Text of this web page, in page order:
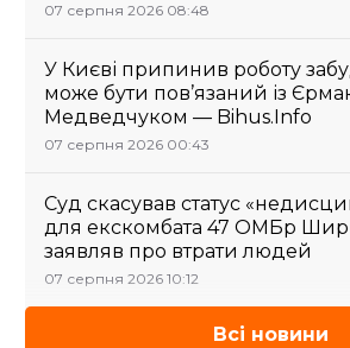
07 серпня 2026 08:48
У Києві припинив роботу
може бути пов’язаний із
Медведчуком — Bihus.Info
07 серпня 2026 00:43
Суд скасував статус
для екскомбата 47 ОМБр
заявляв про втрати людей
07 серпня 2026 10:12
Всі новини